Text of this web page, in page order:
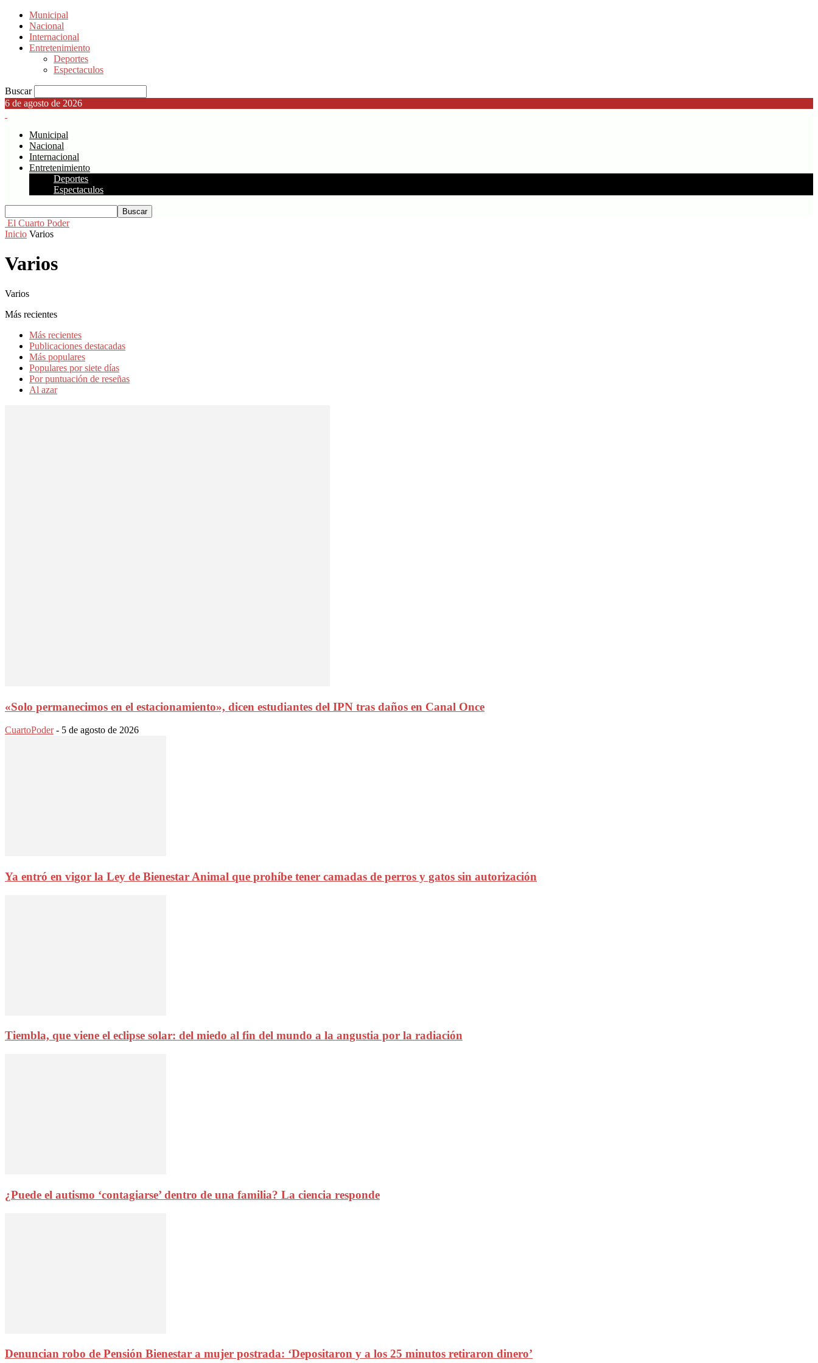
Municipal
Nacional
Internacional
Entretenimiento
Deportes
Espectaculos
Buscar
6 de agosto de 2026
Municipal
Nacional
Internacional
Entretenimiento
Deportes
Espectaculos
El Cuarto Poder
Inicio Varios
Varios
Varios
Más recientes
Más recientes
Publicaciones destacadas
Más populares
Populares por siete días
Por puntuación de reseñas
Al azar
«Solo permanecimos en el estacionamiento», dicen estudiantes del IPN tras daños en Canal Once
CuartoPoder - 5 de agosto de 2026
Ya entró en vigor la Ley de Bienestar Animal que prohíbe tener camadas de perros y gatos sin autorización
Tiembla, que viene el eclipse solar: del miedo al fin del mundo a la angustia por la radiación
¿Puede el autismo ‘contagiarse’ dentro de una familia? La ciencia responde
Denuncian robo de Pensión Bienestar a mujer postrada: ‘Depositaron y a los 25 minutos retiraron dinero’